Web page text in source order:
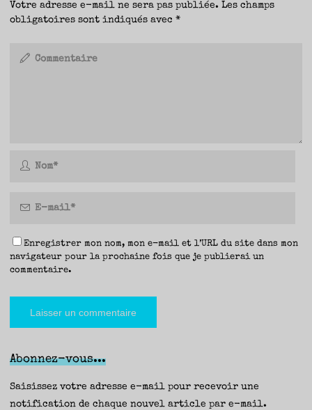
Votre adresse e-mail ne sera pas publiée. Les champs
obligatoires sont indiqués avec*
Enregistrer mon nom, mon e-mail et l’URL du site dans mon
navigateur pour la prochaine fois que je publierai un
commentaire.
Abonnez-vous...
Saisissez votre adresse e-mail pour recevoir une
notification de chaque nouvel article par e-mail.